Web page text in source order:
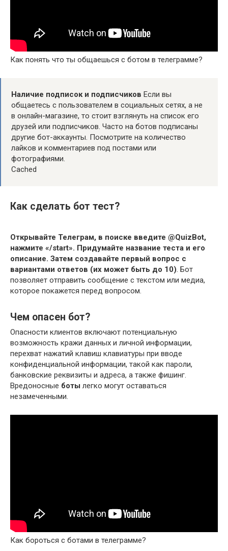
Как понять что ты общаешься с ботом в телеграмме?
Наличие подписок и подписчиков Если вы
общаетесь с пользователем в социальных сетях, а не
в онлайн-магазине, то стоит взглянуть на список его
друзей или подписчиков. Часто на ботов подписаны
другие бот-аккаунты. Посмотрите на количество
лайков и комментариев под постами или
фотографиями.
Cached
Как сделать бот тест?
Открывайте Телеграм, в поиске введите @QuizBot,
нажмите «/start». Придумайте название теста и его
описание. Затем создавайте первый вопрос с
вариантами ответов (их может быть до 10). Бот
позволяет отправить сообщение с текстом или медиа,
которое покажется перед вопросом.
Чем опасен бот?
Опасности клиентов включают потенциальную
возможность кражи данных и личной информации,
перехват нажатий клавиш клавиатуры при вводе
конфиденциальной информации, такой как пароли,
банковские реквизиты и адреса, а также фишинг.
Вредоносные боты легко могут оставаться
незамеченными.
Как бороться с ботами в телеграмме?